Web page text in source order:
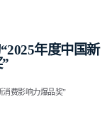
年度中国新
消费影响力爆品奖”